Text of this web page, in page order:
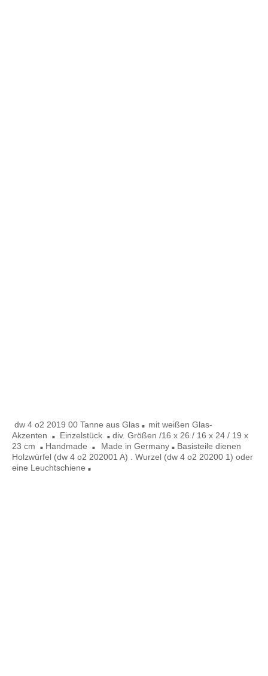
dw 4 o2 2019 00 Tanne aus Glas ■
mit weißen Glas-
Akzenten
■ Einzelstück ■ div. Größen /16 x 26 / 16 x 24 / 19 x
23 cm
■ Handmade ■ Made in Germany ■ Basisteile dienen
Holzwürfel (dw 4 o2 202001 A) . Wurzel (dw 4 o2 20200 1) oder
eine Leuchtschiene ■